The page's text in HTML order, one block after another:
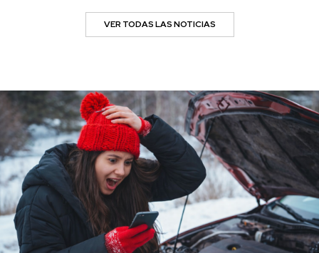
VER TODAS LAS NOTICIAS